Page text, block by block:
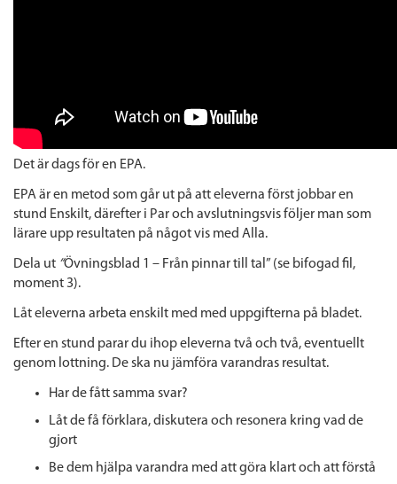
Det är dags för en EPA.
EPA är en metod som går ut på att eleverna först jobbar en
stund Enskilt, därefter i Par och avslutningsvis följer man som
lärare upp resultaten på något vis med Alla.
Dela ut “Övningsblad 1 – Från pinnar till tal” (se bifogad fil,
moment 3).
Låt eleverna arbeta enskilt med med uppgifterna på bladet.
Efter en stund parar du ihop eleverna två och två, eventuellt
genom lottning. De ska nu jämföra varandras resultat.
Har de fått samma svar?
Låt de få förklara, diskutera och resonera kring vad de
gjort
Be dem hjälpa varandra med att göra klart och att förstå